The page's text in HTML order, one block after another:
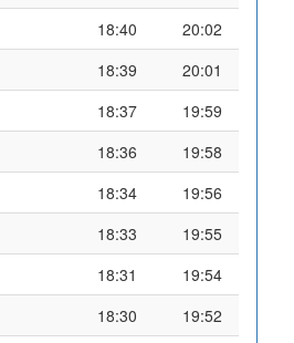
18:40
20:02
18:39
20:01
18:37
19:59
18:36
19:58
18:34
19:56
18:33
19:55
18:31
19:54
18:30
19:52